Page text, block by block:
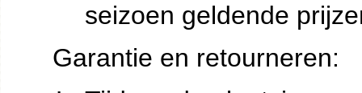
seizoen geldende
Garantie en retourneren: